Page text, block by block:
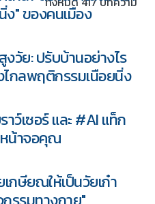
" ของคนเมือง
วัย: ปรับบ้านอย่างไร
กลพฤติกรรมเนือยนิ่ง
าว์เซอร์ และ #AI แท็ก
น้าจอคุณ
กษียณให้เป็นวัยเก๋า